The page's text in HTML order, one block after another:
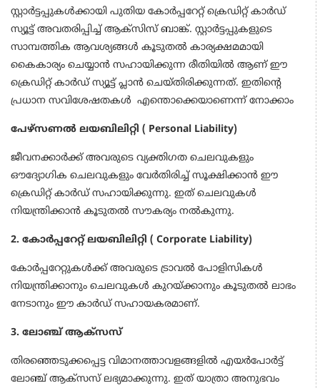
സ്റ്റാർട്ടപ്പുകൾക്കായി പുതിയ കോർപ്പറേറ്റ് ക്രെഡിറ്റ് കാർഡ്
സ്യൂട്ട് അവതരിപ്പിച്ച് ആക്സിസ് ബാങ്ക്. സ്റ്റാർട്ടപ്പുകളുടെ
സാമ്പത്തിക ആവശ്യങ്ങൾ കൂടുതൽ കാര്യക്ഷമമായി
കൈകാര്യം ചെയ്യാൻ സഹായിക്കുന്ന രീതിയിൽ ആണ് ഈ
ക്രെഡിറ്റ് കാർഡ് സ്യൂട്ട് പ്ലാൻ ചെയ്തിരിക്കുന്നത്. ഇതിന്റെ
പ്രധാന സവിശേഷതകൾ എന്തൊക്കെയാണെന്ന് നോക്കാം
പേഴ്സണൽ ലയബിലിറ്റി ( Personal Liability)
ജീവനക്കാർക്ക് അവരുടെ വ്യക്തിഗത ചെലവുകളും
ഔദ്യോഗിക ചെലവുകളും വേർതിരിച്ച് സൂക്ഷിക്കാൻ ഈ
ക്രെഡിറ്റ് കാർഡ് സഹായിക്കുന്നു. ഇത് ചെലവുകൾ
നിയന്ത്രിക്കാൻ കൂടുതൽ സൗകര്യം നൽകുന്നു.
2. കോർപ്പറേറ്റ് ലയബിലിറ്റി ( Corporate Liability)
കോർപ്പറേറ്റുകൾക്ക് അവരുടെ ട്രാവൽ പോളിസികൾ
നിയന്ത്രിക്കാനും ചെലവുകൾ കുറയ്ക്കാനും കൂടുതൽ ലാഭം
നേടാനും ഈ കാർഡ് സഹായകരമാണ്.
3. ലോഞ്ച് ആക്സസ്
തിരഞ്ഞെടുക്കപ്പെട്ട വിമാനത്താവളങ്ങളിൽ എയർപോർട്ട്
ലോഞ്ച് ആക്സസ് ലഭ്യമാക്കുന്നു. ഇത് യാത്രാ അനുഭവം